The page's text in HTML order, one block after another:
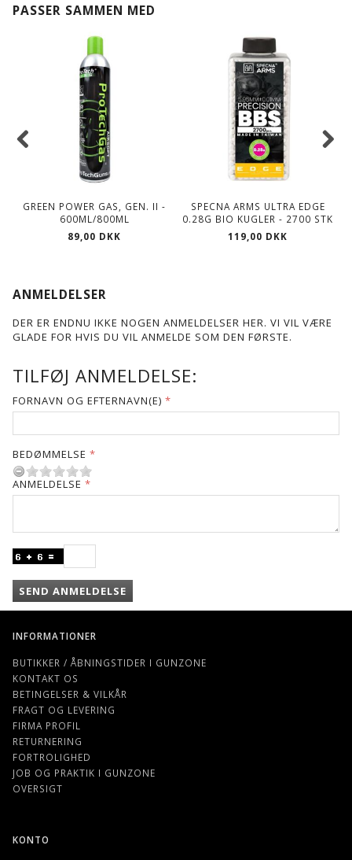
PASSER SAMMEN MED
GREEN POWER GAS, GEN. II -
600ML/800ML
89,00 DKK
SPECNA ARMS ULTRA EDGE
0.28G BIO KUGLER - 2700 STK
119,00 DKK
ANMELDELSER
DER ER ENDNU IKKE NOGEN ANMELDELSER HER. VI VIL VÆRE
GLADE FOR HVIS DU VIL ANMELDE SOM DEN FØRSTE.
TILFØJ ANMELDELSE:
FORNAVN OG EFTERNAVN(E)
BEDØMMELSE
ANMELDELSE
SEND ANMELDELSE
INFORMATIONER
BUTIKKER / ÅBNINGSTIDER I GUNZONE
KONTAKT OS
BETINGELSER & VILKÅR
FRAGT OG LEVERING
FIRMA PROFIL
RETURNERING
FORTROLIGHED
JOB OG PRAKTIK I GUNZONE
OVERSIGT
KONTO